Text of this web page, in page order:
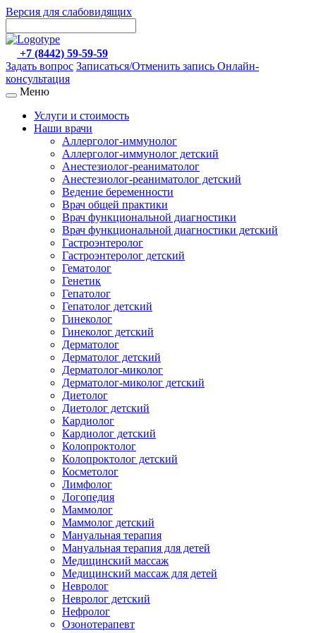
Версия для слабовидящих
+7 (8442) 59-59-59
Задать вопрос Записаться/Отменить запись Онлайн-
консультация
Меню
Услуги и стоимость
Наши врачи
Аллерголог-иммунолог
Аллерголог-иммунолог детский
Анестезиолог-реаниматолог
Анестезиолог-реаниматолог детский
Ведение беременности
Врач общей практики
Врач функциональной диагностики
Врач функциональной диагностики детский
Гастроэнтеролог
Гастроэнтеролог детский
Гематолог
Генетик
Гепатолог
Гепатолог детский
Гинеколог
Гинеколог детский
Дерматолог
Дерматолог детский
Дерматолог-миколог
Дерматолог-миколог детский
Диетолог
Диетолог детский
Кардиолог
Кардиолог детский
Колопроктолог
Колопроктолог детский
Косметолог
Лимфолог
Логопедия
Маммолог
Маммолог детский
Мануальная терапия
Мануальная терапия для детей
Медицинский массаж
Медицинский массаж для детей
Невролог
Невролог детский
Нефролог
Озонотерапевт